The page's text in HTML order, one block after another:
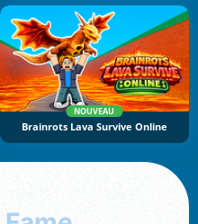
NOUVEAU
Brainrots Lava Survive Online